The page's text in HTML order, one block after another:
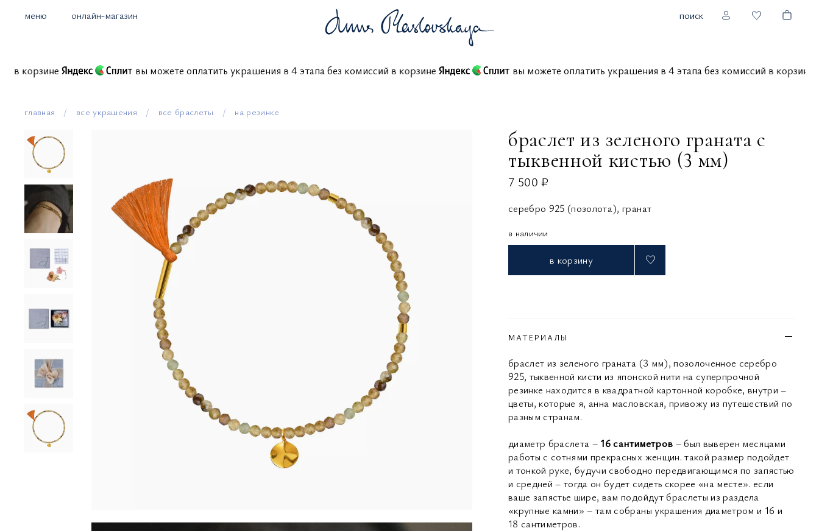
меню онлайн-магазин поиск
в корзине вы можете оплатить украшения в 4 этапа без комиссий в корзине вы можете оплатить украшения в 4 этапа без комиссий в
главная все украшения все браслеты на резинке
браслет из зеленого граната с
тыквенной кистью (3 мм)
7 500 ₽
серебро 925 (позолота), гранат
в наличии
в корзину
МАТЕРИАЛЫ
браслет из зеленого граната (3 мм), позолоченное серебро
925, тыквенной кисти из японской нити на суперпрочной
резинке находится в квадратной картонной коробке, внутри –
цветы, которые я, анна масловская, привожу из путешествий по
разным странам.
диаметр браслета – 16 сантиметров – был выверен месяцами
работы с сотнями прекрасных женщин. такой размер подойдет
и тонкой руке, будучи свободно передвигающимся по запястью
и средней – тогда он будет сидеть скорее «на месте». если
ваше запястье шире, вам подойдут браслеты из раздела
«крупные камни» – там собраны украшения диаметром и 16 и
18 сантиметров.